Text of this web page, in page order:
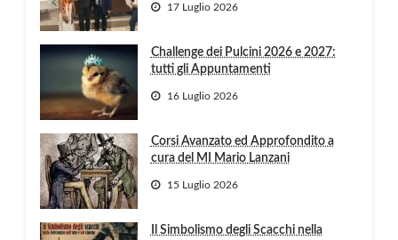
17 Luglio 2026
Challenge dei Pulcini 2026 e 2027:
tutti gli Appuntamenti
16 Luglio 2026
Corsi Avanzato ed Approfondito a
cura del MI Mario Lanzani
15 Luglio 2026
Il Simbolismo degli Scacchi nella